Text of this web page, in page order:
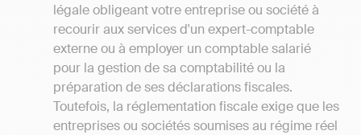
légale obligeant votre entreprise ou société à
recourir aux services d'un expert-comptable
externe ou à employer un comptable salarié
pour la gestion de sa comptabilité ou la
préparation de ses déclarations fiscales.
Toutefois, la réglementation fiscale exige que les
entreprises ou sociétés soumises au régime réel